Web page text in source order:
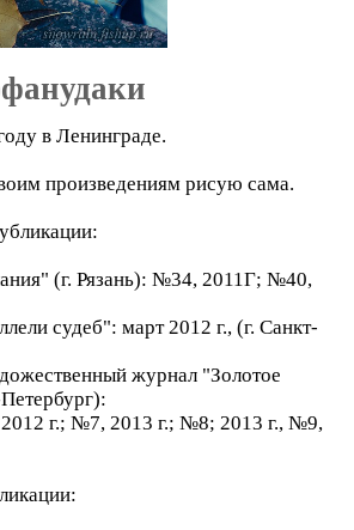
в Ленинграде.
произведениям рисую сама.
(г. Рязань): №34, 2011Г; №40,
судеб": март 2012 г., (г. Санкт-
журнал "Золотое
г.; №7, 2013 г.; №8; 2013 г., №9,